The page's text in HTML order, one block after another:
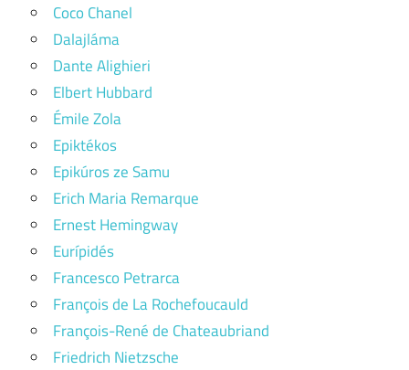
Coco Chanel
Dalajláma
Dante Alighieri
Elbert Hubbard
Émile Zola
Epiktékos
Epikúros ze Samu
Erich Maria Remarque
Ernest Hemingway
Eurípidés
Francesco Petrarca
François de La Rochefoucauld
François-René de Chateaubriand
Friedrich Nietzsche